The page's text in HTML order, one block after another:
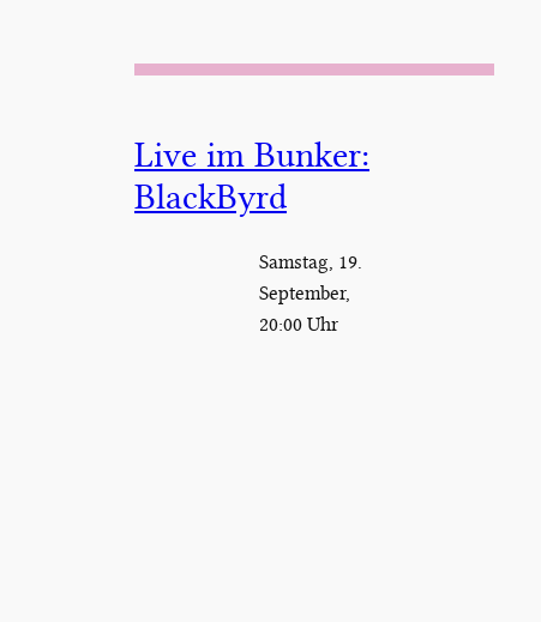
Live im Bunker:
BlackByrd
Samstag, 19.
September,
20:00 Uhr